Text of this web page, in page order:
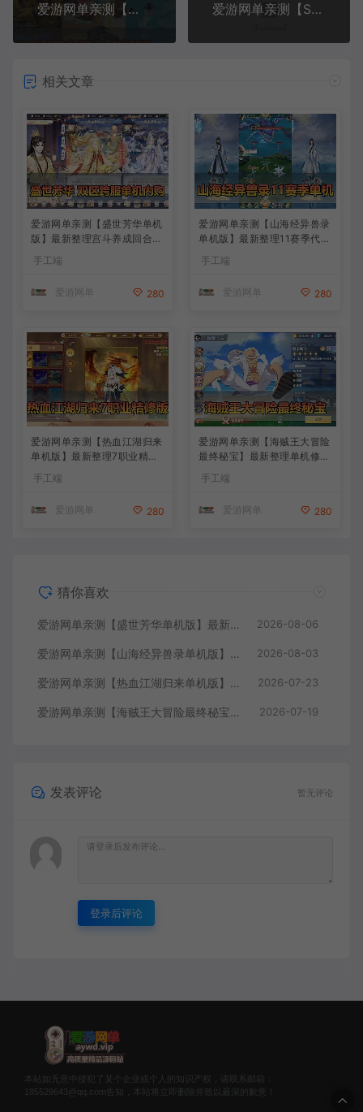
爱游网单亲测【飞龙骑士单机版】最新整理射击类手游 代金券内购 GM物品充值后台 虚拟机一键端 视频安装教学 支持自配家庭局域网安卓手机
爱游网单亲测【SSJS6赛季单机版】最新整理修复版 apk+H5网页 配套GM充值后台 代金券内购 虚拟机一键端 纯离线单机
相关文章
爱游网单亲测【盛世芳华单机
版】最新整理宫斗养成回合抽
一键端视频教学+linux手工外
手工端
爱游网单 280
爱游网单亲测【山海经异兽录
单机版】最新整理11赛季代金
模拟器手游 解压一键端 视频
手工端
爱游网单 280
爱游网单亲测【热血江湖归来
单机版】最新整理7职业精修
多项修复 带网页GM物品后台
代金券内购 虚拟机一键端视
手工端
爱游网单 280
爱游网单亲测【海贼王大冒险
最终秘宝】最新整理单机修复
版 带网页GM充值物品后台
回合制抽卡模拟器手游 虚拟
本教学
手工端
爱游网单 280
猜你喜欢
爱游网单亲测【盛世芳华单机版】最新整理宫斗养成回合抽卡多区跨服代金券内购虚拟机一键端视频教学+linux手工外网端文本教学 2026-08-06
爱游网单亲测【山海经异兽录单机版】最新整理11赛季代金券内购版 带GM物品充值后台 模拟器手游 解压一键端 视频安装教学+手工端文本教学 2026-08-03
爱游网单亲测【热血江湖归来单机版】最新整理7职业精修多项修复 带网页GM物品后台 代金券内购 虚拟机一键端视频安装教学+手工端文本教学 2026-07-23
爱游网单亲测【海贼王大冒险最终秘宝】最新整理单机修复版 带网页GM充值物品后台 回合制抽卡模拟器手游 虚拟机一键端视频教学+手工端文本教学 2026-07-19
发表评论 暂无评论
登录后评论
本站如无意中侵犯了某个企业或个人的知识产权，请联系邮箱：
185529643@qq.com告知，本站将立即删除并致以最深的歉意！